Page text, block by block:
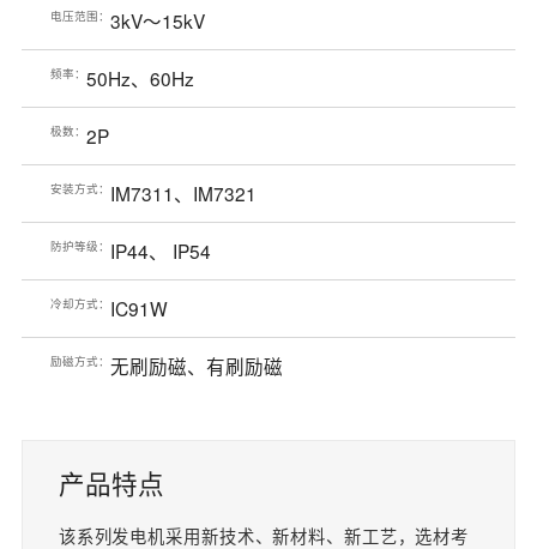
电压范围： 3kV～15kV
频率： 50Hz、60Hz
极数： 2P
安装方式： IM7311、IM7321
防护等级： IP44、 IP54
冷却方式： IC91W
励磁方式： 无刷励磁、有刷励磁
产品特点
该系列发电机采用新技术、新材料、新工艺，选材考